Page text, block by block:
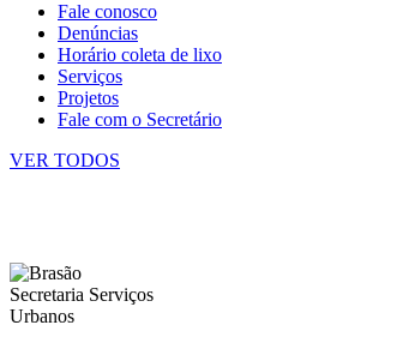
Fale conosco
Denúncias
Horário coleta de lixo
Serviços
Projetos
Fale com o Secretário
VER TODOS